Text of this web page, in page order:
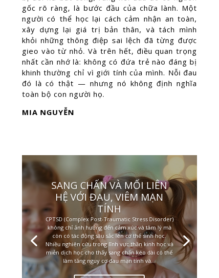
gốc rõ ràng, là bước đầu của chữa lành. Một
người có thể học lại cách cảm nhận an toàn,
xây dựng lại giá trị bản thân, và tách mình
khỏi những thông điệp sai lệch đã từng được
gieo vào từ nhỏ. Và trên hết, điều quan trọng
nhất cần nhớ là: không có đứa trẻ nào đáng bị
khinh thường chỉ vì giới tính của mình. Nỗi đau
đó là có thật — nhưng nó không định nghĩa
toàn bộ con người họ.
MIA NGUYỄN
SANG CHẤN VÀ MỐI LIÊN
HỆ VỚI ĐAU, VIÊM MẠN
TÍNH
CPTSD (Complex Post-Traumatic Stress Disorder)
không chỉ ảnh hưởng đến cảm xúc và tâm lý mà
còn có tác động sâu sắc lên cơ thể sinh học.
Nhiều nghiên cứu trong lĩnh vực thần kinh học và
miễn dịch học cho thấy sang chấn kéo dài có thể
làm tăng nguy cơ đau mạn tính và...